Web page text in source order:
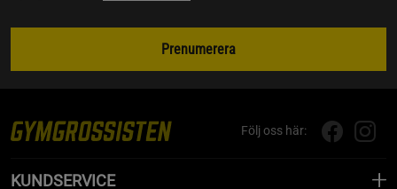
Prenumerera
Följ oss här:
KUNDSERVICE